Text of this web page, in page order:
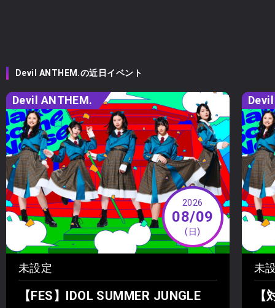
Devil ANTHEM.の近日イベント
Devil ANTHEM.
2026
08/09
(日)
未設定
【FES】IDOL SUMMER JUNGLE
未